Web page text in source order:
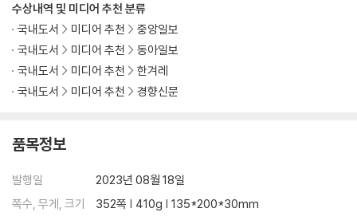
성찰하는 괴물 299
국가와 환멸과 나 307
이 어두운 세계의 빛나는 작법 318
비극에 대한 계몽 335
수상내역 및 미디어 추천 분류
국내도서
미디어 추천
중앙일보
국내도서
미디어 추천
동아일보
국내도서
미디어 추천
한겨레
국내도서
미디어 추천 경향신문
품목정보
발행일
2023년 08월 18일
쪽수, 무게, 크기
352쪽 | 410g | 135*200*30mm